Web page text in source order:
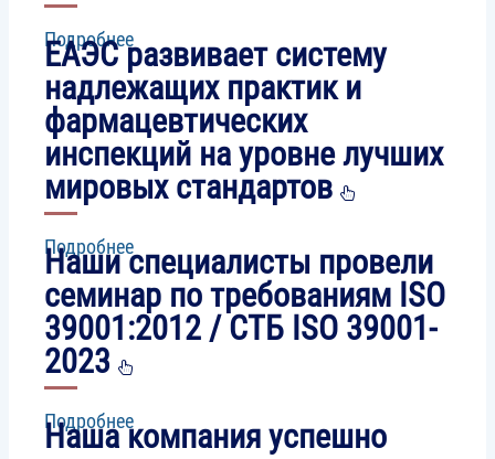
Подробнее
Новый
образовательный
модуль
для
автоматизированной
аттестации
специалистов
фармацевтических
транспортировке
лекарственных
средств
ЕАЭС развивает систему
надлежащих практик и
фармацевтических
инспекций на уровне лучших
мировых стандартов
Подробнее
ЕАЭС
развивает
систему
надлежащих
практик
на
уровне
Наши специалисты провели
семинар по требованиям ISO
39001:2012 / СТБ ISO 39001-
2023
Подробнее
Наши
Наша компания успешно